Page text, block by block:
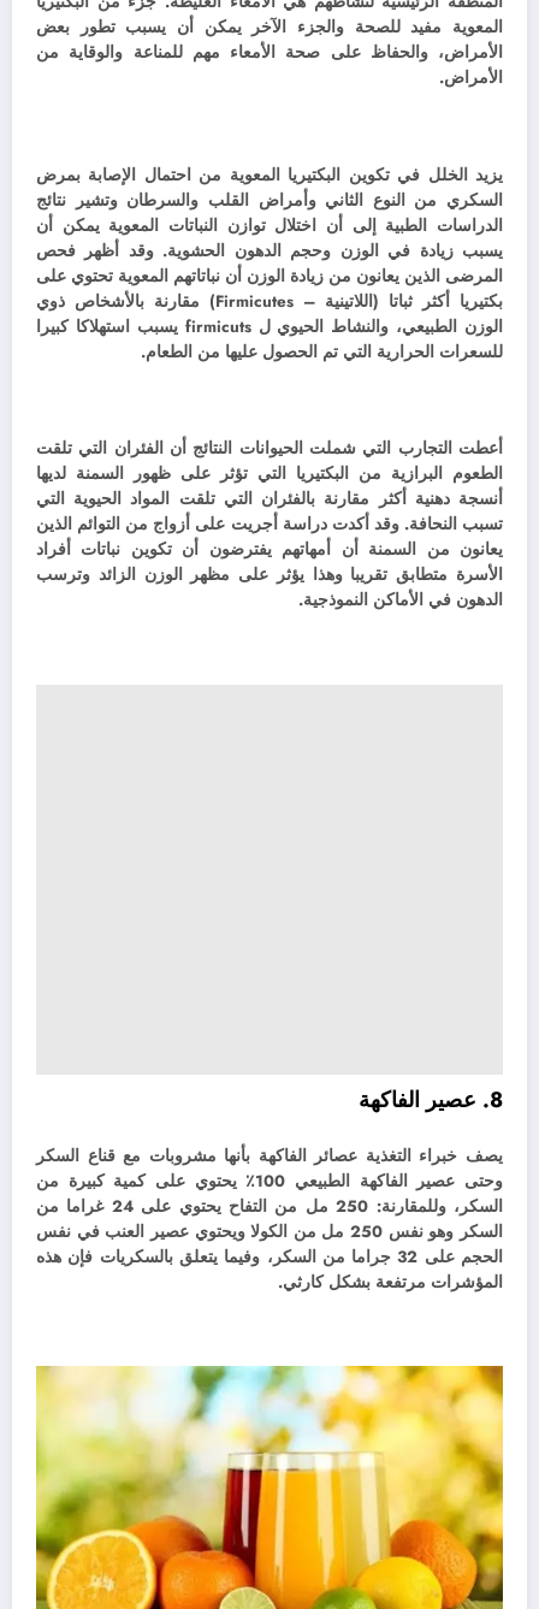
المعوية مفيد للصحة والجزء الآخر يمكن أن يسبب تطور بعض
الأمراض، والحفاظ على صحة الأمعاء مهم للمناعة والوقاية من
الأمراض.
يزيد الخلل في تكوين البكتيريا المعوية من احتمال الإصابة بمرض
السكري من النوع الثاني وأمراض القلب والسرطان وتشير نتائج
الدراسات الطبية إلى أن اختلال توازن النباتات المعوية يمكن أن
يسبب زيادة في الوزن وحجم الدهون الحشوية. وقد أظهر فحص
المرضى الذين يعانون من زيادة الوزن أن نباتاتهم المعوية تحتوي على
بكتيريا أكثر ثباتا (اللاتينية – Firmicutes) مقارنة بالأشخاص ذوي
الوزن الطبيعي، والنشاط الحيوي ل firmicuts يسبب استهلاكا كبيرا
للسعرات الحرارية التي تم الحصول عليها من الطعام.
أعطت التجارب التي شملت الحيوانات النتائج أن الفئران التي تلقت
الطعوم البرازية من البكتيريا التي تؤثر على ظهور السمنة لديها
أنسجة دهنية أكثر مقارنة بالفئران التي تلقت المواد الحيوية التي
تسبب النحافة. وقدأكدت دراسة أجريت على أزواج من التوائم الذين
يعانون من السمنة أن أمهاتهم يفترضون أن تكوين نباتات أفراد
الأسرة متطابق تقريبا وهذا يؤثر على مظهر الوزن الزائد وترسب
الدهون في الأماكن النموذجية.
8. عصير الفاكهة
يصف خبراء التغذية عصائر الفاكهة بأنها مشروبات مع قناع السكر
وحتى عصير الفاكهة الطبيعي 100٪ يحتوي على كمية كبيرة من
السكر، وللمقارنة: 250 مل من التفاح يحتوي على 24 غراما من
السكر وهو نفس 250 مل من الكولا ويحتوي عصير العنب في نفس
الحجم على 32 جراما من السكر، وفيما يتعلق بالسكريات فإن هذه
المؤشرات مرتفعة بشكل كارثي.